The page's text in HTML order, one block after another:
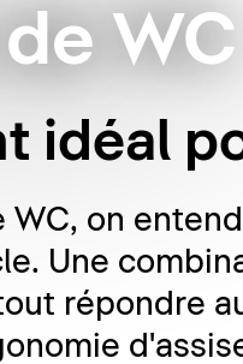
WC
idéal
WC, on
Une
répondre